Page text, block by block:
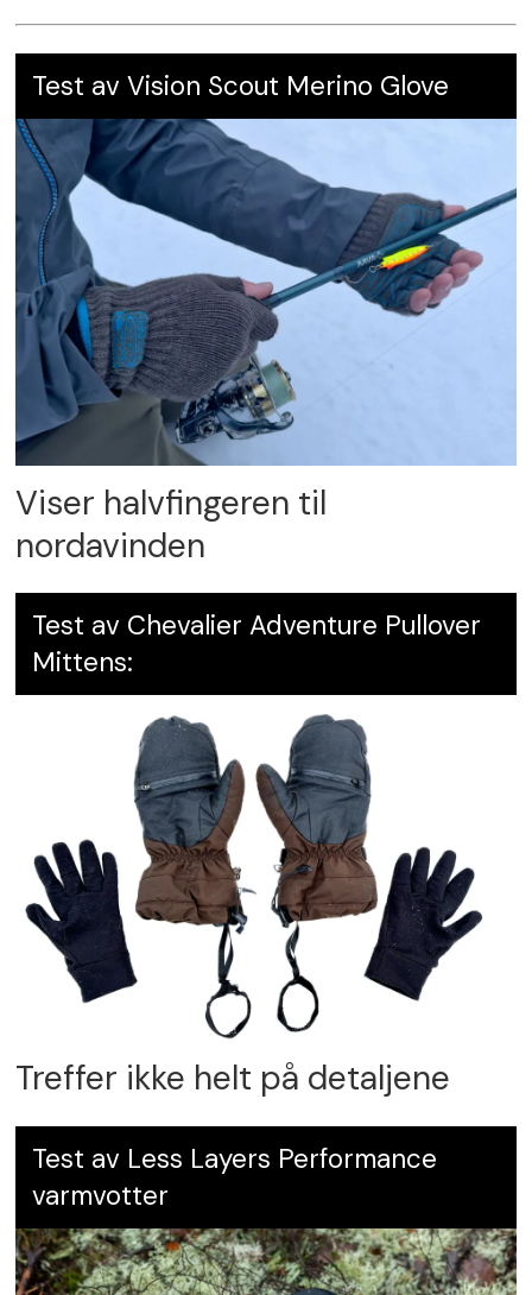
Begrenset batterilevetid
Karakter: 4.5
Test av Vision Scout Merino Glove
Viser halvfingeren til
nordavinden
Test av Chevalier Adventure Pullover
Mittens:
Treffer ikke helt på detaljene
Test av Less Layers Performance
varmvotter